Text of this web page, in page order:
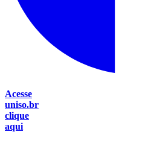
Acesse
uniso.br
clique
aqui